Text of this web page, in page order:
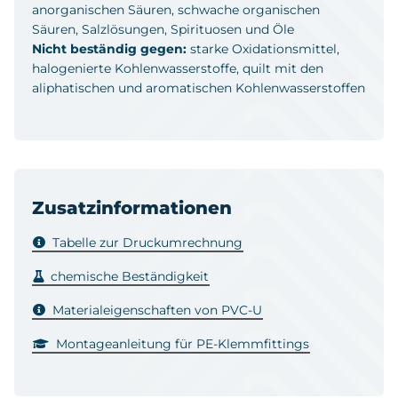
anorganischen Säuren, schwache organischen
Säuren, Salzlösungen, Spirituosen und Öle
Nicht beständig gegen: starke Oxidationsmittel,
halogenierte Kohlenwasserstoffe, quilt mit den
aliphatischen und aromatischen Kohlenwasserstoffen
Zusatzinformationen
Tabelle zur Druckumrechnung
chemische Beständigkeit
Materialeigenschaften von PVC-U
Montageanleitung für PE-Klemmfittings